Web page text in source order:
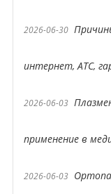
2026-06-30
интернет, АТС,
2026-06-03
применение в
2026-06-03